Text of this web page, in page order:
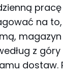
na
z
dostaw.